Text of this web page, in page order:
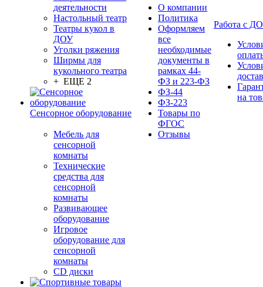
деятельности
Настольный театр
Театры кукол в
ДОУ
Уголки ряжения
Ширмы для
кукольного театра
+ ЕЩЕ 2
Сенсорное оборудование
Мебель для
сенсорной
комнаты
Технические
средства для
сенсорной
комнаты
Развивающее
оборудование
Игровое
оборудование для
сенсорной
комнаты
CD диски
О компании
Политика
Оформляем
все
необходимые
документы в
рамках 44-
ФЗ и 223-ФЗ
ФЗ-44
ФЗ-223
Товары по
ФГОС
Отзывы
Работа с
на